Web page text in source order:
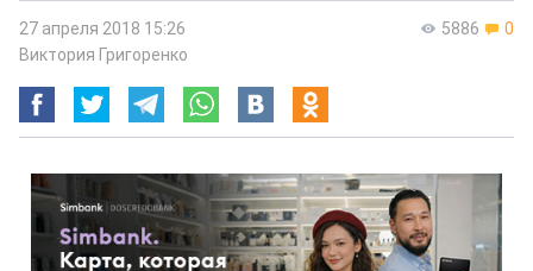
5886 0
27 апреля 2018 15:26
Виктория Григоренко